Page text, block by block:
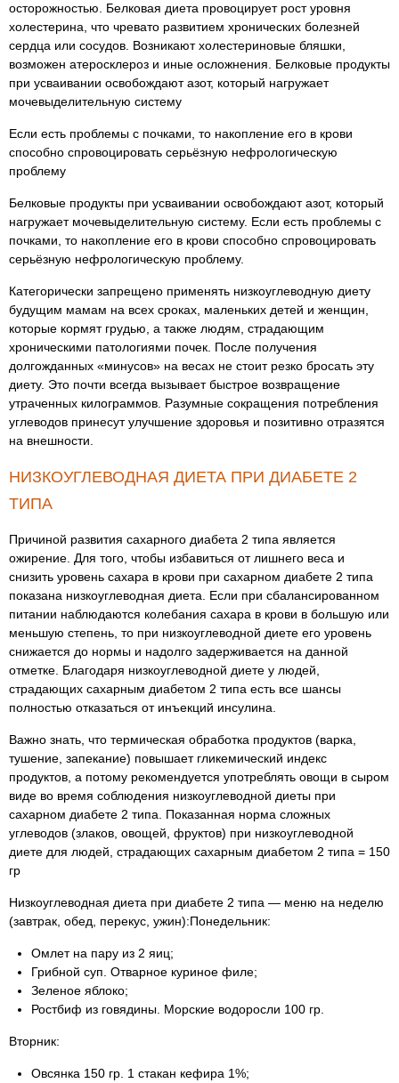
осторожностью. Белковая диета провоцирует рост уровня
холестерина, что чревато развитием хронических болезней
сердца или сосудов. Возникают холестериновые бляшки,
возможен атеросклероз и иные осложнения. Белковые продукты
при усваивании освобождают азот, который нагружает
мочевыделительную систему
Если есть проблемы с почками, то накопление его в крови
способно спровоцировать серьёзную нефрологическую
проблему
Белковые продукты при усваивании освобождают азот, который
нагружает мочевыделительную систему. Если есть проблемы с
почками, то накопление его в крови способно спровоцировать
серьёзную нефрологическую проблему.
Категорически запрещено применять низкоуглеводную диету
будущим мамам на всех сроках, маленьких детей и женщин,
которые кормят грудью, а также людям, страдающим
хроническими патологиями почек. После получения
долгожданных «минусов» на весах не стоит резко бросать эту
диету. Это почти всегда вызывает быстрое возвращение
утраченных килограммов. Разумные сокращения потребления
углеводов принесут улучшение здоровья и позитивно отразятся
на внешности.
НИЗКОУГЛЕВОДНАЯ ДИЕТА ПРИ ДИАБЕТЕ 2
ТИПА
Причиной развития сахарного диабета 2 типа является
ожирение. Для того, чтобы избавиться от лишнего веса и
снизить уровень сахара в крови при сахарном диабете 2 типа
показана низкоуглеводная диета. Если при сбалансированном
питании наблюдаются колебания сахара в крови в большую или
меньшую степень, то при низкоуглеводной диете его уровень
снижается до нормы и надолго задерживается на данной
отметке. Благодаря низкоуглеводной диете у людей,
страдающих сахарным диабетом 2 типа есть все шансы
полностью отказаться от инъекций инсулина.
Важно знать, что термическая обработка продуктов (варка,
тушение, запекание) повышает гликемический индекс
продуктов, а потому рекомендуется употреблять овощи в сыром
виде во время соблюдения низкоуглеводной диеты при
сахарном диабете 2 типа. Показанная норма сложных
углеводов (злаков, овощей, фруктов) при низкоуглеводной
диете для людей, страдающих сахарным диабетом 2 типа = 150
гр
Низкоуглеводная диета при диабете 2 типа — меню на неделю
(завтрак, обед, перекус, ужин):Понедельник:
Омлет на пару из 2 яиц;
Грибной суп. Отварное куриное филе;
Зеленое яблоко;
Ростбиф из говядины. Морские водоросли 100 гр.
Вторник:
Овсянка 150 гр. 1 стакан кефира 1%;